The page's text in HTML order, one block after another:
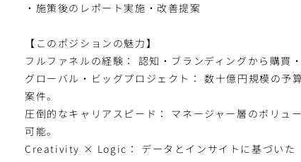
・施策後のレポート実施・改善提案
【このポジションの魅力】
フルファネルの経験： 認知・ブランディングから購買
グローバル・ビッグプロジェクト： 数十億円規模の予
案件。
圧倒的なキャリアスピード： マネージャー層のボリュ
可能。
Creativity × Logic： データとインサイトに基づいた